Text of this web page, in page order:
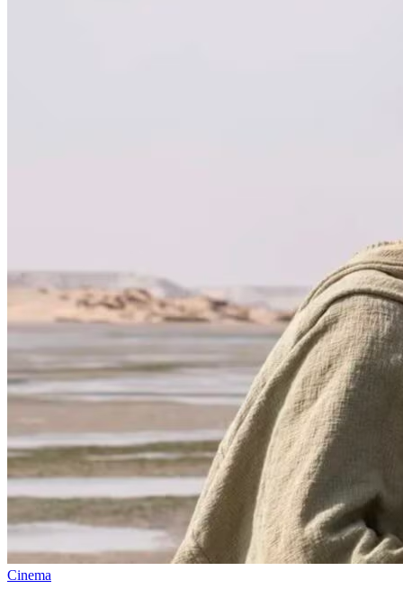
Cinema